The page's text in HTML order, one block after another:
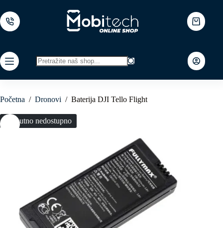
to
content
Shopping
cart
results
Početna / Dronovi / Baterija DJI Tello Flight
Trenutno nedostupno